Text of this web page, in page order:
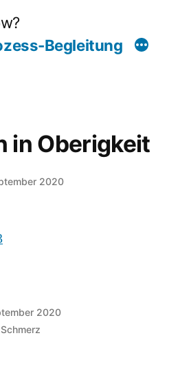
Begleitung
in Oberigkeit
2020
2020
Schmerz